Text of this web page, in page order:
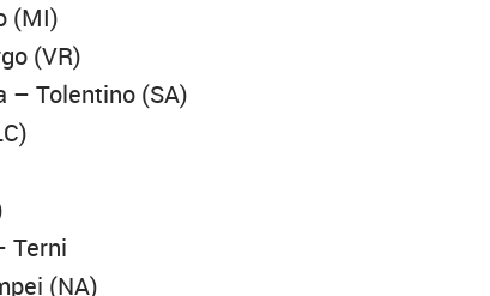
(MI)
(VR)
– Tolentino (SA)
Terni
(NA)